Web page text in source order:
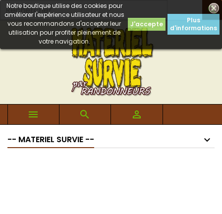

Notre boutique utilise des cookies pour
améliorer l'expérience utilisateur et nous
vous recommandons d'accepter leur
utilisation pour profiter pleinement de
votre navigation.
J'accepte
Plus
d'informations
  
-- MATERIEL SURVIE --